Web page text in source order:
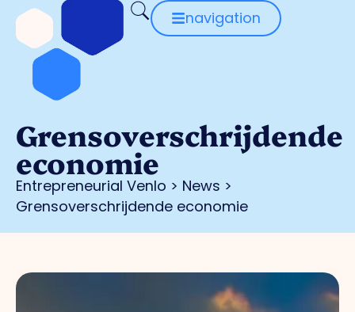
navigation
Grensoverschrijdende
economie
Entrepreneurial Venlo > News >
Grensoverschrijdende economie